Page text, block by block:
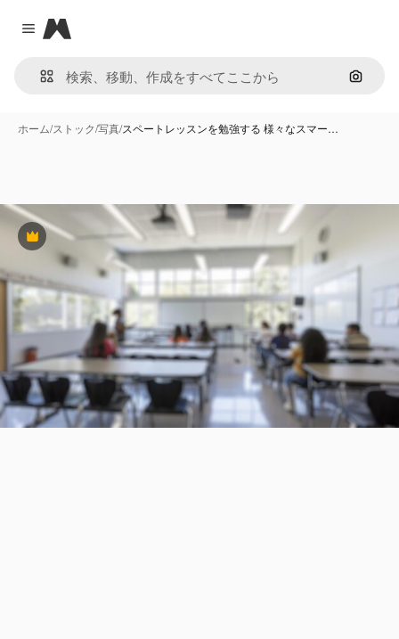
Close menu
Magnific
画像で
ホーム/ストック/写真/スペートレッスンを勉強する 様々なスマー…
Premium